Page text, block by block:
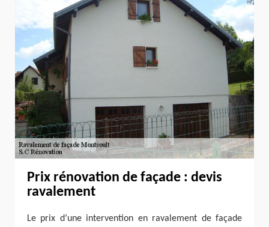
Prix rénovation de façade : devis
ravalement
Le prix d’une intervention en ravalement de façade